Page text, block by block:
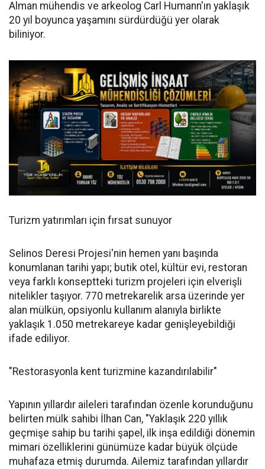
Alman mühendis ve arkeolog Carl Humann'ın yaklaşık
20 yıl boyunca yaşamını sürdürdüğü yer olarak
biliniyor.
Turizm yatırımları için fırsat sunuyor
Selinos Deresi Projesi'nin hemen yanı başında
konumlanan tarihi yapı; butik otel, kültür evi, restoran
veya farklı konseptteki turizm projeleri için elverişli
nitelikler taşıyor. 770 metrekarelik arsa üzerinde yer
alan mülkün, opsiyonlu kullanım alanıyla birlikte
yaklaşık 1.050 metrekareye kadar genişleyebildiği
ifade ediliyor.
"Restorasyonla kent turizmine kazandırılabilir"
Yapının yıllardır aileleri tarafından özenle korunduğunu
belirten mülk sahibi İlhan Can, "Yaklaşık 220 yıllık
geçmişe sahip bu tarihi şapel, ilk inşa edildiği dönemin
mimari özelliklerini günümüze kadar büyük ölçüde
muhafaza etmiş durumda. Ailemiz tarafından yıllardır